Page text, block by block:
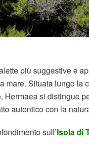
più suggestive e
mare. Situata lungo la
, Hermaea si distingue
autentico con la
sull’Isola di